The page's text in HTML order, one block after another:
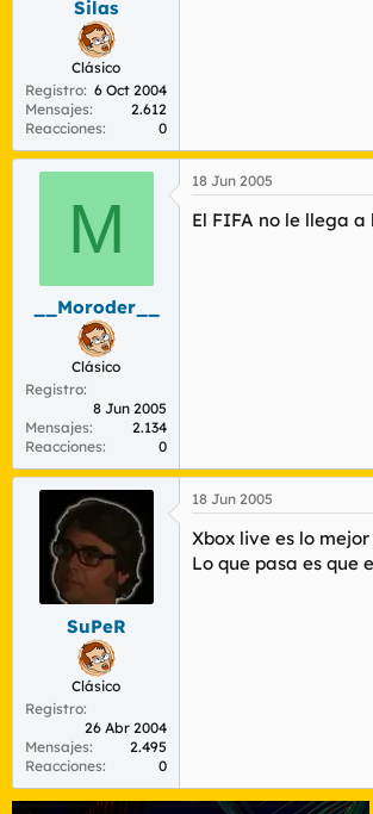
t
e
m
a
n
i
c
i
o
Silas
Clásico
Registro 6 Oct 2004
Mensajes
2.612
Reacciones
0
M
__Moroder__
Clásico
Registro
8 Jun 2005
Mensajes
2.134
Reacciones
0
18 Jun 2005
El FIFA no le llega
SuPeR
Clásico
Registro
26 Abr 2004
Mensajes
2.495
Reacciones
0
18 Jun 2005
Xbox live es lo
Lo que pasa es que